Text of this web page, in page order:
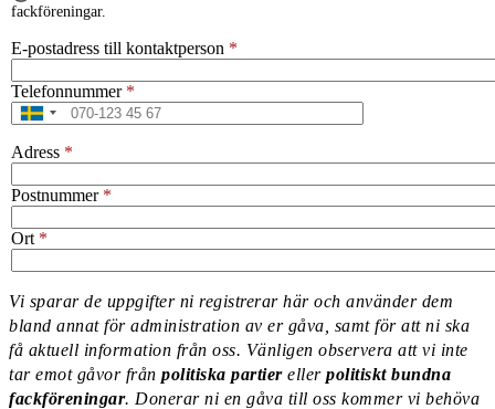
fackföreningar.
E-postadress till kontaktperson
Telefonnummer
Adress
Postnummer
Ort
Information
message
Vi sparar de uppgifter ni registrerar här och använder dem
bland annat för administration av er gåva, samt för att ni ska
få aktuell information från oss. Vänligen observera att vi inte
tar emot gåvor från politiska partiereller politiskt bundna
fackföreningar. Donerar ni en gåva till oss kommer vi behöva